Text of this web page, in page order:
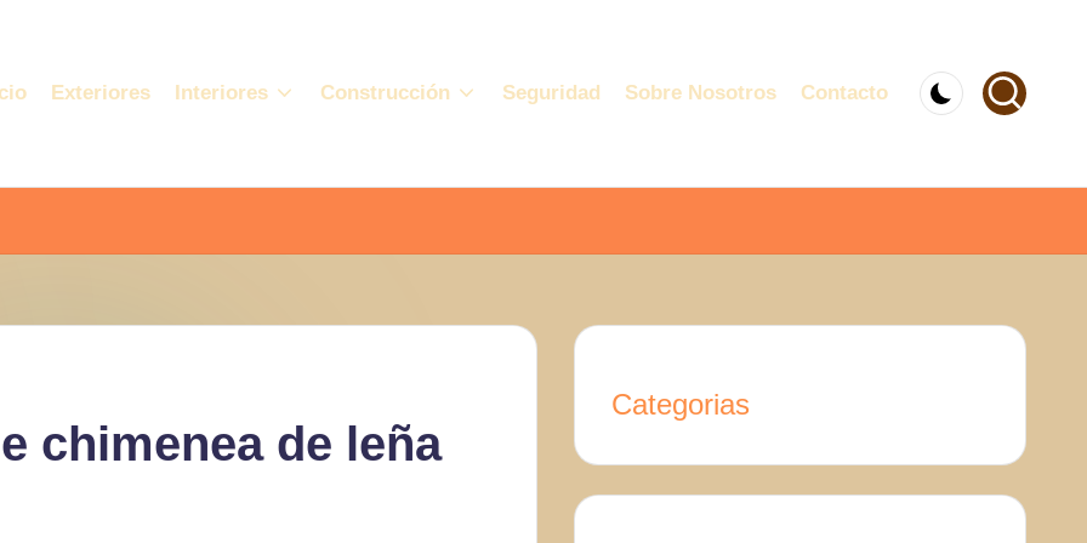
Exteriores Interiores Construcción Seguridad Sobre Nosotros Contacto
chimenea de leña
Categorias